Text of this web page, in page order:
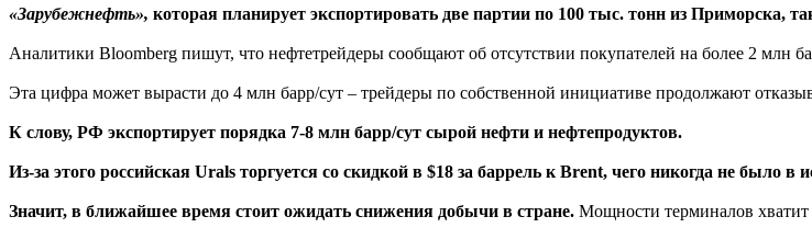
«Зарубежнефть», которая планирует экспортировать две партии по 100 тыс. тонн из Приморска,
Аналитики Bloomberg пишут, что нефтетрейдеры сообщают об отсутствии покупателей на более 2 млн
Эта цифра может вырасти до 4 млн барр/сут – трейдеры по собственной инициативе продолжают
К слову, РФ экспортирует порядка 7-8 млн барр/сут сырой нефти и нефтепродуктов.
Из-за этого российская Urals торгуется со скидкой в $18 за баррель к Brent, чего никогда не было в
Значит, в ближайшее время стоит ожидать снижения добычи в стране. Мощности терминалов